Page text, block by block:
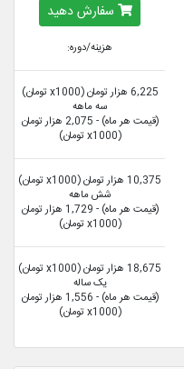
سفارش دهید
هزینه/دوره:
6,225 هزار تومان (x1000 تومان)
سه ماهه
(قیمت هر ماه) - 2,075 هزار تومان
(x1000 تومان)
10,375 هزار تومان (x1000 تومان)
شش ماهه
(قیمت هر ماه) - 1,729 هزار تومان
(x1000 تومان)
18,675 هزار تومان (x1000 تومان)
یک ساله
(قیمت هر ماه) - 1,556 هزار تومان
(x1000 تومان)